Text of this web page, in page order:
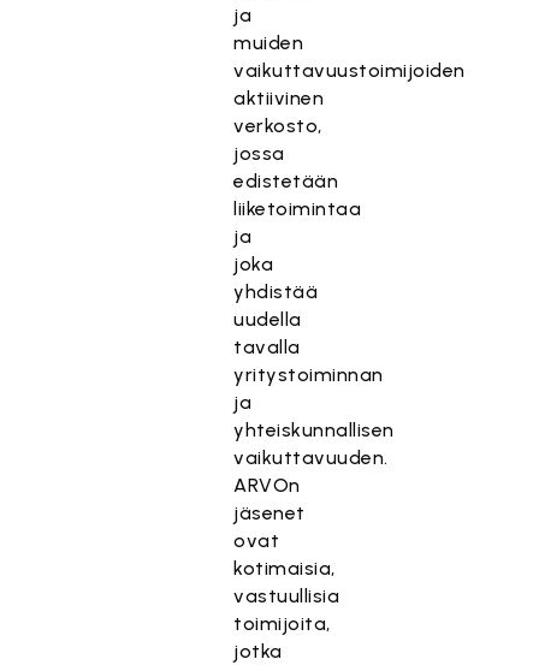
ja
muiden
vaikuttavuustoimijoiden
aktiivinen
verkosto,
jossa
edistetään
liiketoimintaa
ja
joka
yhdistää
uudella
tavalla
yritystoiminnan
ja
yhteiskunnallisen
vaikuttavuuden.
ARVOn
jäsenet
ovat
kotimaisia,
vastuullisia
toimijoita,
jotka